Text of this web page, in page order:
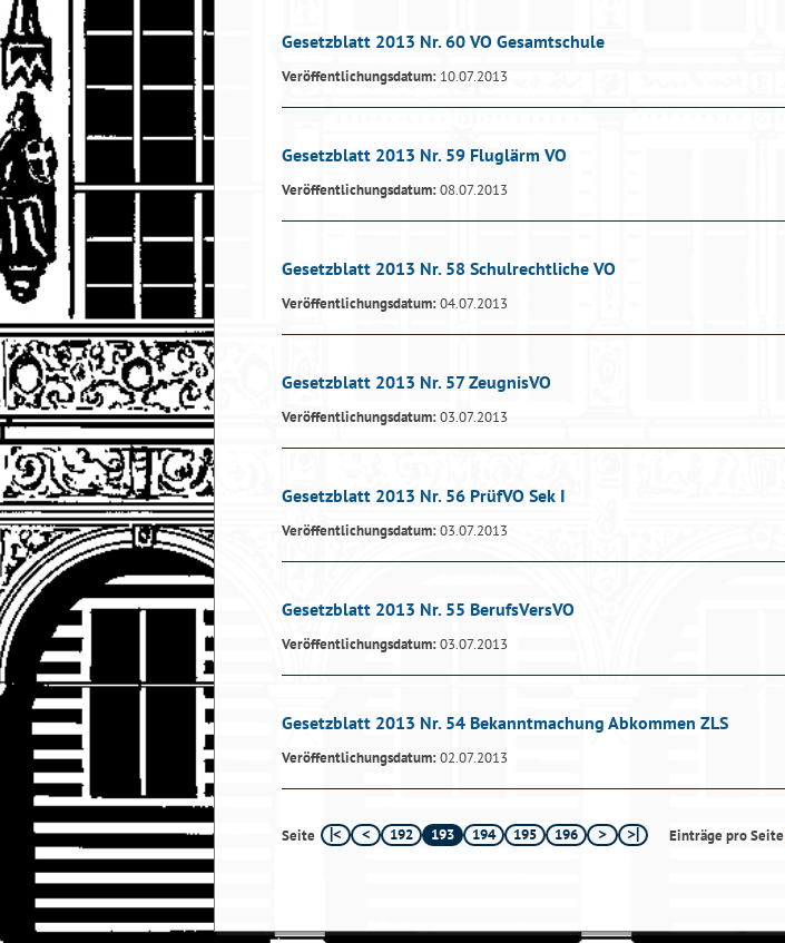
Gesetzblatt 2013 Nr. 60 VO Gesamtschule
Veröffentlichungsdatum: 10.07.2013
Gesetzblatt 2013 Nr. 59 Fluglärm VO
Veröffentlichungsdatum:08.07.2013
Gesetzblatt 2013 Nr. 58 Schulrechtliche VO
Veröffentlichungsdatum:04.07.2013
Gesetzblatt 2013 Nr. 57 ZeugnisVO
Veröffentlichungsdatum:03.07.2013
Gesetzblatt 2013 Nr. 56 PrüfVO Sek I
Veröffentlichungsdatum:03.07.2013
Gesetzblatt 2013 Nr. 55 BerufsVersVO
Veröffentlichungsdatum:03.07.2013
Gesetzblatt 2013 Nr. 54 Bekanntmachung Abkommen ZLS
Veröffentlichungsdatum:02.07.2013
Seite 192 193 194 195 196 Einträge pro Seite